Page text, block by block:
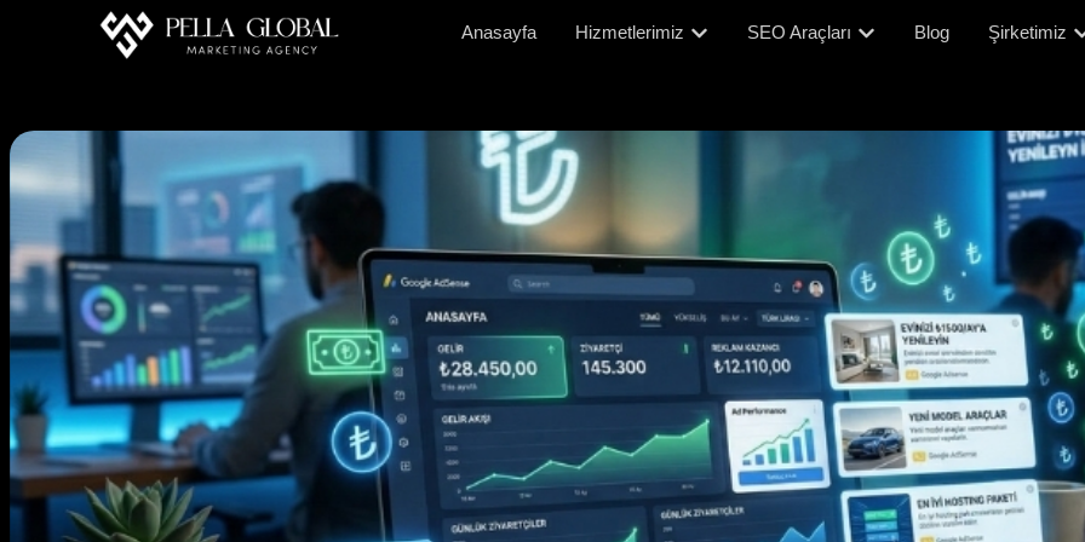
Anasayfa Hizmetlerimiz SEO Araçları Blog Şirketimiz